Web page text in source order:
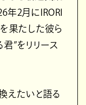
年2月にIRORI
果たした彼ら
”をリリース
えたいと語る